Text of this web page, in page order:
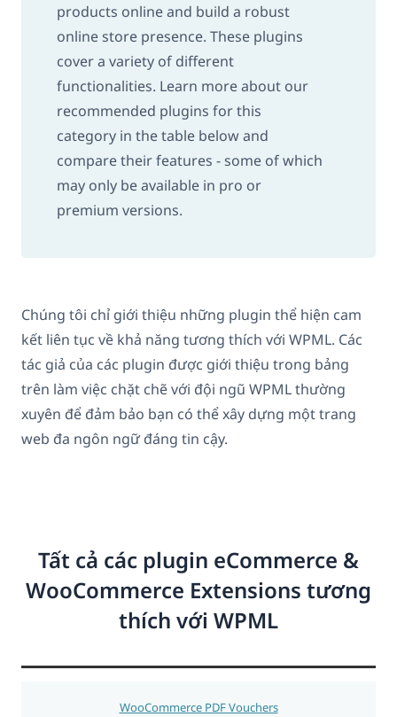
products online and build a robust
online store presence. These plugins
cover a variety of different
functionalities. Learn more about our
recommended plugins for this
category in the table below and
compare their features - some of which
may only be available in pro or
premium versions.
Chúng tôi chỉ giới thiệu những plugin thể hiện cam
kết liên tục về khả năng tương thích với WPML. Các
tác giả của các plugin được giới thiệu trong bảng
trên làm việc chặt chẽ với đội ngũ WPML thường
xuyên để đảm bảo bạn có thể xây dựng một trang
web đa ngôn ngữ đáng tin cậy.
Tất cả các plugin eCommerce &
WooCommerce Extensions tương
thích với WPML
WooCommerce PDF Vouchers